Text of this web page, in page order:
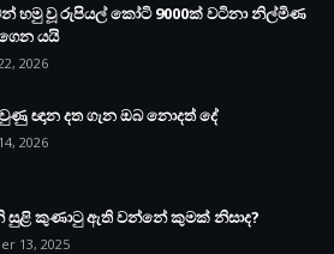
හමු වූ රුපියල් කෝටි 9000ක් වටිනා නිල්මිණ
යයි
2026
ඥාන දත ගැන ඔබ නොදත් දේ
2026
සුළි කුණාටු ඇති වන්නේ කුමක් නිසාද?
13, 2025